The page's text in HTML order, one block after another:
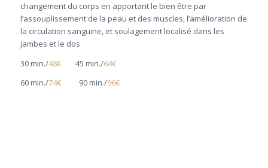
changement du corps en apportant le bien être par
l’assouplissement de la peau et des muscles, l’amélioration de
la circulation sanguine, et soulagement localisé dans les
jambes et le dos
30 min./48€ 45 min./64€
60 min./74€ 90 min./96€